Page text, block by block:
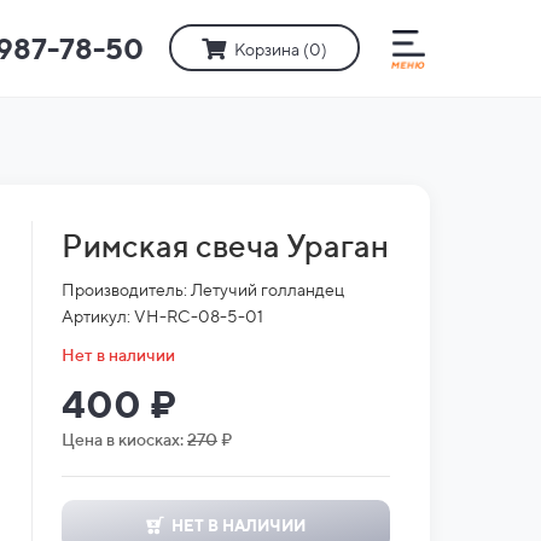
78-50 Корзина (0)
Римская свеча Ураган
Производитель: Летучий голландец
Артикул: VH-RC-08-5-01
Нет в наличии
400 ₽
Цена в киосках:270₽
НЕТ В НАЛИЧИИ